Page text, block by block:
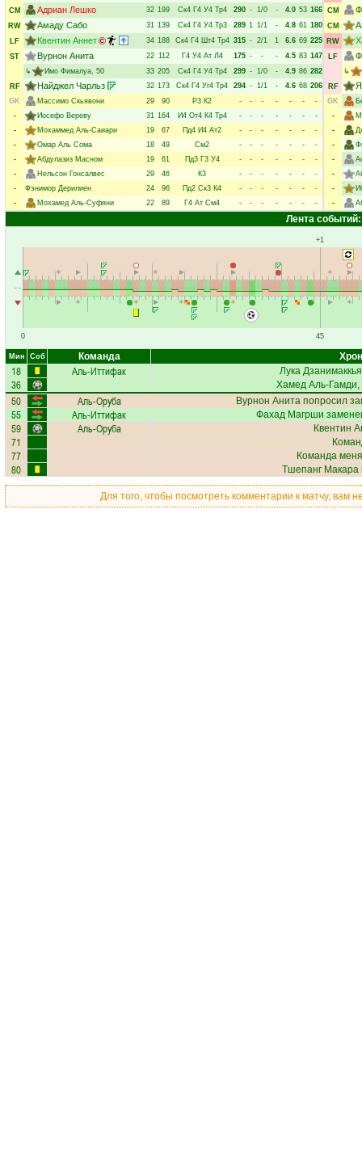
CM
Адриан Лешко 32 199 Ск4 Г4 У4 Тр4 290 - 1/0 - 4.0 53 166
RW
Амаду Сабо 31 139 Ск4 Г4 У4 Тр3 289 1 1/1 - 4.8 61 180
LF
Квентин Аннет 34 188 Ск4 Г4 Шт4 Тр4 315 - 2/1 1 6.6 69 225
ST
Вурнон Анита 22 112 Г4 У4 Ат Л4 175 - - - 4.5 83 147
↳
Имо Фималуа, 50 33 205 Ск4 Г4 У4 Тр4 299 - 1/0 - 4.9 86 282
RF
Найджел Чарльз 32 173 Ск4 Г4 Уг4 Тр4 294 - 1/1 - 4.6 68 206
GK
Массимо Скьявони 29 90 Р3 К2 - - - - - -
-
-
Иосефо Вереву 31 164 И4 От4 К4 Тр4 - - - - - -
-
-
Мохаммед Аль-Саиари 19 67 Пд4 И4 Ат2 - - - - - -
-
-
Омар Аль Сома 18 49 См2 - - - - - -
-
-
Абдулазиз Масном 19 61 Пд3 Г3 У4 - - - - - -
-
-
Нельсон Гонсалвес 29 46 К3 - - - - - -
-
-
Фэнимор Дерилиен 24 96 Пд2 Ск3 К4 - - - - - -
-
-
Мохамед Аль-Суфяни 22 89 Г4 Ат См4 - - - - - - -
CM
CM
RW
LF
↳
RF
GK
-
-
-
-
-
-
-
Лента событий:
0
+1
45
Мин Соб Команда
18 Аль-Иттифак Лука Дзанимаккья
36 Хамед Аль-Гамди
50 Аль-Оруба Вурнон Анитапопросил
55 Аль-Иттифак Фахад Магрши
59 Аль-Оруба Квентин
71
77 Команда
80 Тшепанг Макара
Для того, чтобы посмотреть комментарии к матчу, вам